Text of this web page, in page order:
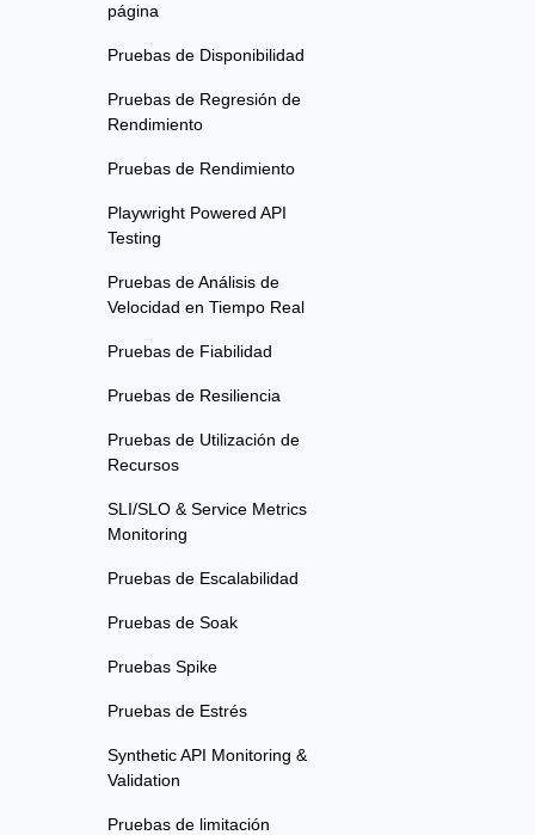
página
Pruebas de Disponibilidad
Pruebas de Regresión de
Rendimiento
Pruebas de Rendimiento
Playwright Powered API
Testing
Pruebas de Análisis de
Velocidad en Tiempo Real
Pruebas de Fiabilidad
Pruebas de Resiliencia
Pruebas de Utilización de
Recursos
SLI/SLO & Service Metrics
Monitoring
Pruebas de Escalabilidad
Pruebas de Soak
Pruebas Spike
Pruebas de Estrés
Synthetic API Monitoring &
Validation
Pruebas de limitación